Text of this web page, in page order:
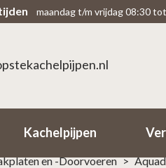
maandag t/m vrijdag 08:30
Kachelpijpen
en -Doorvoeren >